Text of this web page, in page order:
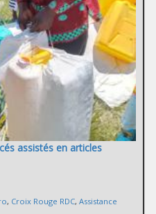
assistés en articles
, Croix Rouge RDC, Assistance